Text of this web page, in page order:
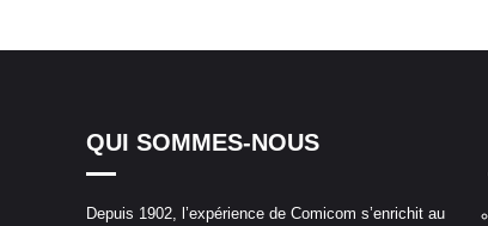
QUI SOMMES-NOUS
Depuis 1902, l’expérience de Comicom s’enrichit au